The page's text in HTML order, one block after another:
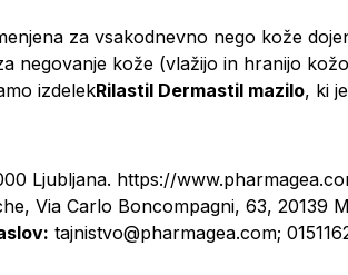
za vsakodnevno nego kože
negovanje kože (vlažijo in hranijo
izdelekRilastil Dermastil mazilo, ki
Ljubljana. https://
Via Carlo Boncompagni, 63, 20139
tajnistvo@pharmagea.com;